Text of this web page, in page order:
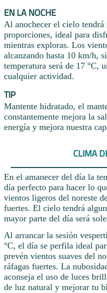
EN LA NOCHE
Al anochecer el cielo tendrá
proporciones, ideal para
mientras exploras. Los
alcanzando hasta 10 km/h,
temperatura será de 17 °C,
cualquier actividad.
TIP
Mantente hidratado, el
constantemente mejora la
energía y mejora nuestra
CLIMA
En el amanecer del día la
día perfecto para hacer lo
vientos ligeros del noreste
fuertes. El cielo tendrá
mayor parte del día será
Al arrancar la sesión
°C, el día se perfila ideal
prevén vientos suaves del
ráfagas fuertes. La
aconseja el uso de luces
de luz natural y mejorar tu